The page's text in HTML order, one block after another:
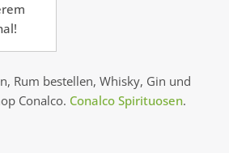
Rum bestellen, Whisky, Gin und
Conalco. Conalco Spirituosen.